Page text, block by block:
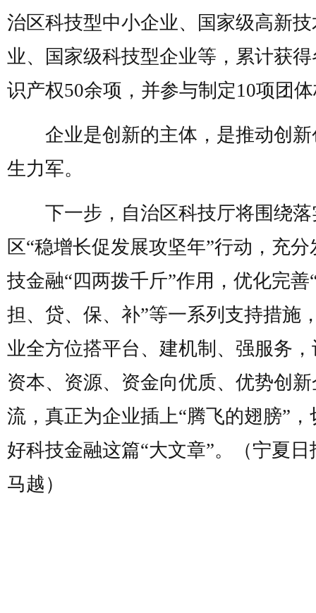
治区科技型中小企业、国家级高新
业、国家级科技型企业等，累计获
识产权50余项，并参与制定10项团
企业是创新的主体，是推动创新
生力军。
下一步，自治区科技厅将围绕落
区“稳增长促发展攻坚年”行动，充分
技金融“四两拨千斤”作用，优化完善
担、贷、保、补”等一系列支持措施
业全方位搭平台、建机制、强服务
资本、资源、资金向优质、优势创
流，真正为企业插上“腾飞的翅膀”，
好科技金融这篇“大文章”。（宁夏日
马越）